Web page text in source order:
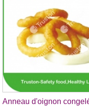
Anneau d'oignon